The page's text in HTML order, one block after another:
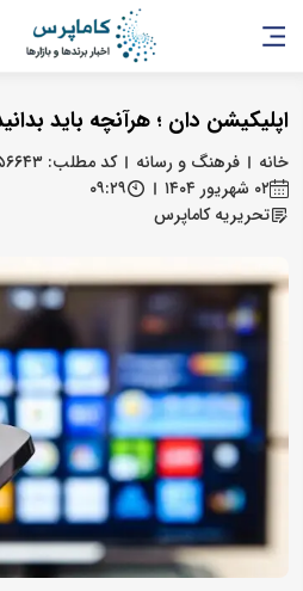
اپلیکیشن دان ؛ هرآنچه باید
خانه فرهنگ و رسانه
کد مطلب: ۳۵۶۶۴۳
۰۲ شهریور ۱۴۰۴
۰۹:۲۹
تحریریه کاماپرس